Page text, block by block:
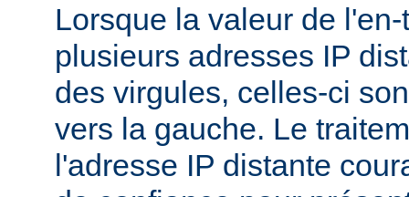
Lorsque la valeur de
plusieurs adresses IP
des virgules, celles-ci
vers la gauche. Le
l'adresse IP distante